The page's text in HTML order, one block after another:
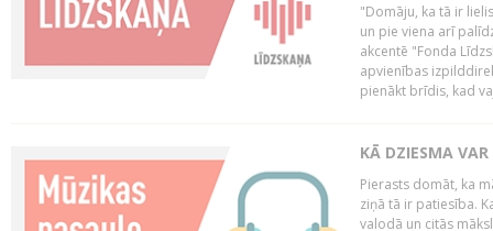
"Domāju, ka tā ir
un pie viena arī
akcentē "Fonda
apvienības
pienākt brīdis, kad
KĀ DZIESMA
Pierasts domāt, ka
ziņā tā ir patiesība.
valodā un citās